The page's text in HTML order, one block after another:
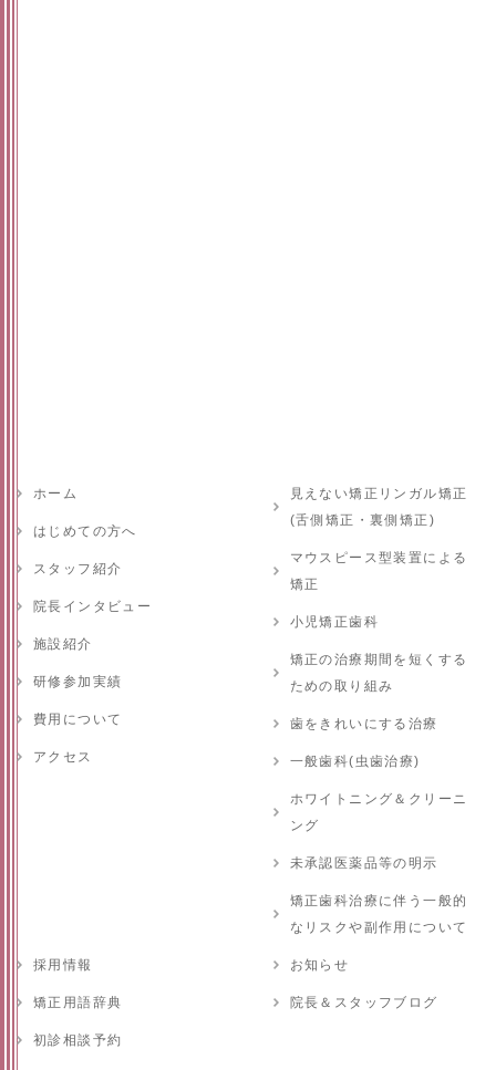
ホーム
はじめての方へ
スタッフ紹介
院長インタビュー
施設紹介
研修参加実績
費用について
アクセス
見えない矯正リンガル矯正
(舌側矯正・裏側矯正)
マウスピース型装置による
矯正
小児矯正歯科
矯正の治療期間を短くする
ための取り組み
歯をきれいにする治療
一般歯科(虫歯治療)
ホワイトニング＆クリーニ
ング
未承認医薬品等の明示
矯正歯科治療に伴う一般的
なリスクや副作用について
採用情報
矯正用語辞典
初診相談予約
お知らせ
院長＆スタッフブログ